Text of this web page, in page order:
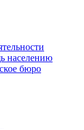
населению
бюро